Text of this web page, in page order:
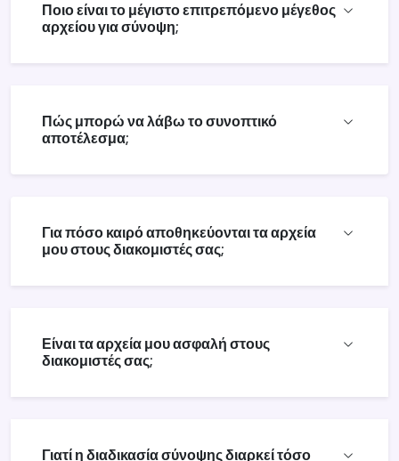
Ποιο είναι το μέγιστο επιτρεπόμενο μέγεθος
αρχείου για σύνοψη;
Πώς μπορώ να λάβω το συνοπτικό
αποτέλεσμα;
Για πόσο καιρό αποθηκεύονται τα αρχεία
μου στους διακομιστές σας;
Είναι τα αρχεία μου ασφαλή στους
διακομιστές σας;
Γιατί η διαδικασία σύνοψης διαρκεί τόσο